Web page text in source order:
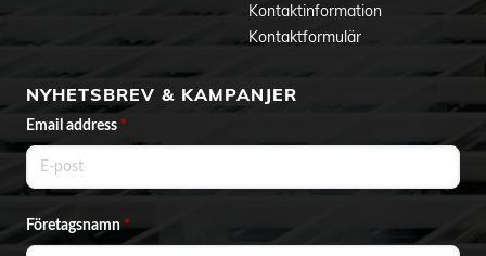
Kontaktinformation
Kontaktformulär
NYHETSBREV & KAMPANJER
Email address *
Företagsnamn*